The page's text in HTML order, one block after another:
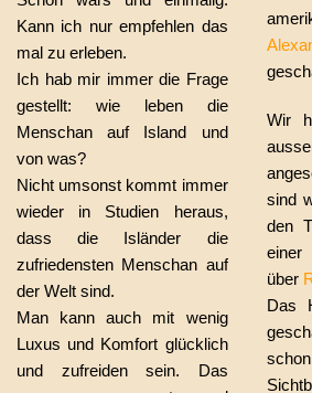
Kann ich nur empfehlen das
mal zu erleben.
Ich hab mir immer die Frage
gestellt: wie leben die
Menschan auf Island und
von was?
Nicht umsonst kommt immer
wieder in Studien heraus,
dass die Isländer die
zufriedensten Menschan auf
der Welt sind.
Man kann auch mit wenig
Luxus und Komfort glücklich
und zufreiden sein. Das
Wir
sind
den
einer
über
Das